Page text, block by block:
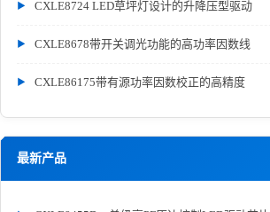
CXLE8724 LED草坪灯设计的升降压型驱动
CXLE8678带开关调光功能的高功率因数线
CXLE86175带有源功率因数校正的高精度
最新产品